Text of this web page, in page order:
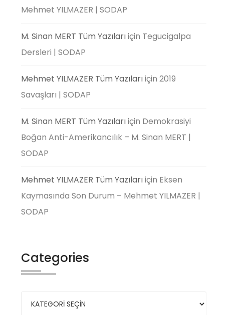
Mehmet YILMAZER | SODAP
M. Sinan MERT Tüm Yazılarıiçin Tegucigalpa
Dersleri | SODAP
Mehmet YILMAZER Tüm Yazılarıiçin 2019
Savaşları | SODAP
M. Sinan MERT Tüm Yazılarıiçin Demokrasiyi
Boğan Anti-Amerikancılık – M. Sinan MERT |
SODAP
Mehmet YILMAZER Tüm Yazılarıiçin Eksen
Kaymasında Son Durum – Mehmet YILMAZER |
SODAP
Categories